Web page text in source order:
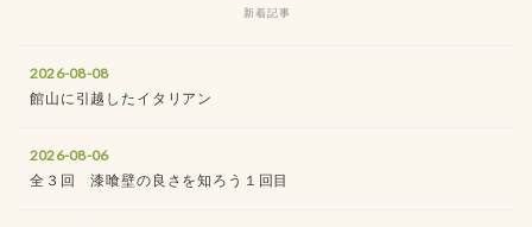
新着記事
2026-08-08
館山に引越したイタリアン
2026-08-06
全３回 漆喰壁の良さを知ろう１回目